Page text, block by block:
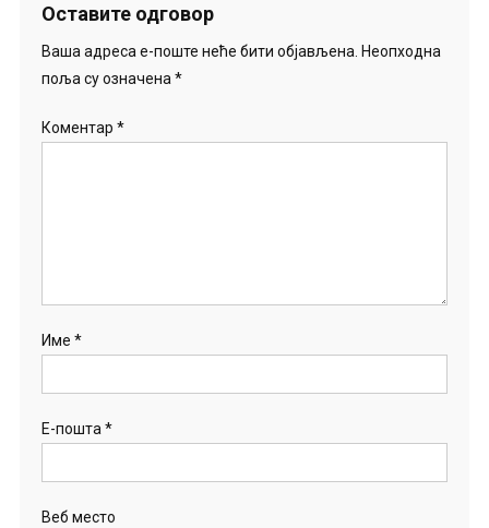
Оставите одговор
Ваша адреса е-поште неће бити објављена. Неопходна
поља су означена *
Коментар *
Име *
Е-пошта *
Веб место